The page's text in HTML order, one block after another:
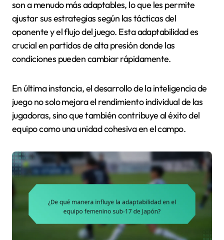
son a menudo más adaptables, lo que les permite
ajustar sus estrategias según las tácticas del
oponente y el flujo del juego. Esta adaptabilidad es
crucial en partidos de alta presión donde las
condiciones pueden cambiar rápidamente.
En última instancia, el desarrollo de la inteligencia de
juego no solo mejora el rendimiento individual de las
jugadoras, sino que también contribuye al éxito del
equipo como una unidad cohesiva en el campo.